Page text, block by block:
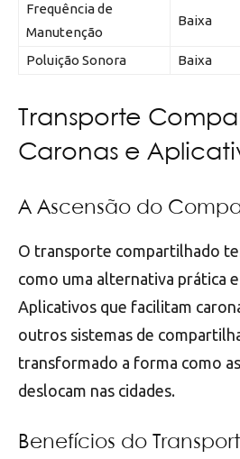
Frequência de
Manutenção
Baixa
Poluição Sonora Baixa
Transporte
Caronas e
A Ascensão do
O transporte compartilhado
como uma alternativa prática
Aplicativos que facilitam
outros sistemas de
transformado a forma como
deslocam nas cidades.
Benefícios do